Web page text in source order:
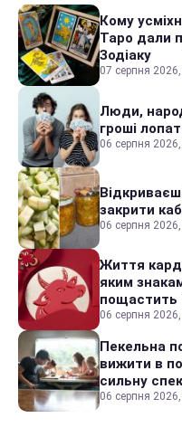
Кому
Таро дали
Зодіаку
07 серпня
Люди,
гроші
06 серпня
закрити
06 серпня
Життя
яким
пощастить
06 серпня
Пекельна
вижити в
сильну
06 серпня